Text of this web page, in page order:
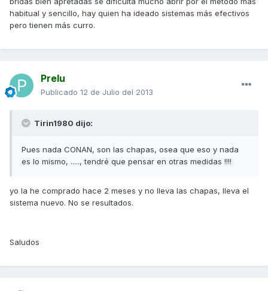
habitual y sencillo, hay quien ha ideado sistemas más efectivos
pero tienen más curro.
Prelu
Publicado 12 de Julio del 2013
Tirin1980 dijo:
Pues nada CONAN, son las chapas, osea que eso y nada
es lo mismo, ....., tendré que pensar en otras medidas !!!!
yo la he comprado hace 2 meses y no lleva las chapas, lleva el
sistema nuevo. No se resultados.
Saludos